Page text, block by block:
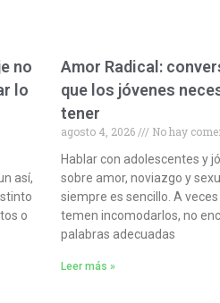
no
lo
así,
o
Amor Radical:
que los jóvenes
tener
agosto 4, 2026
No hay
Hablar con adolescentes y
sobre amor, noviazgo y
siempre es sencillo. A
temen incomodarlos, no
palabras adecuadas
Leer más »